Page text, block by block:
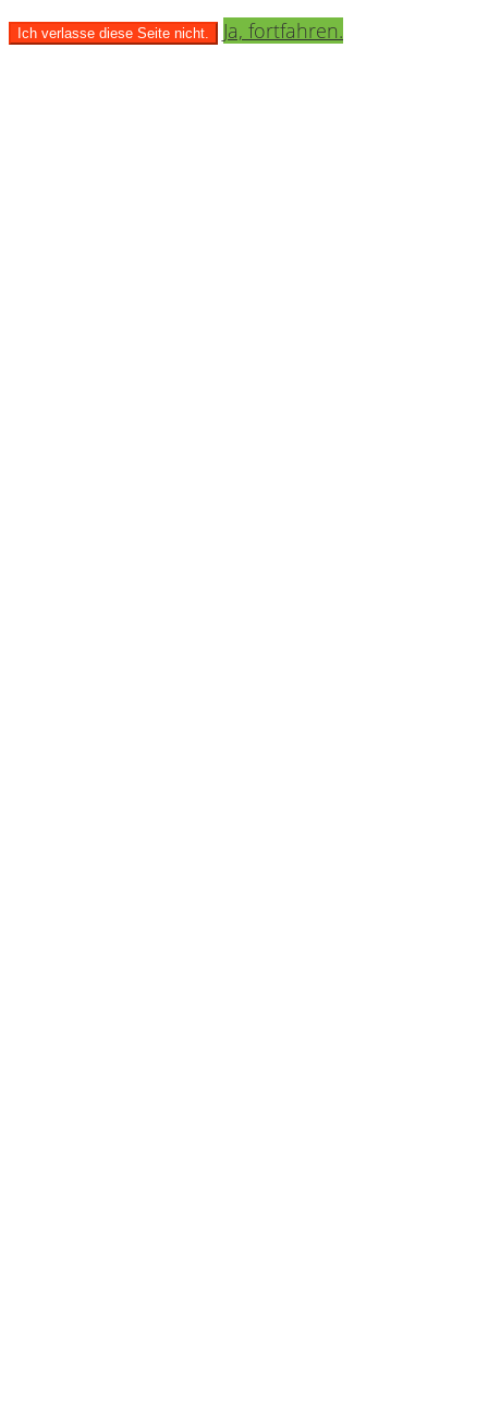
Ich verlasse diese Seite nicht. Ja, fortfahren.